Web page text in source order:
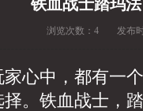
铁血战士踏玛
浏览次数： 4 发布
心中，都有一
。铁血战士，